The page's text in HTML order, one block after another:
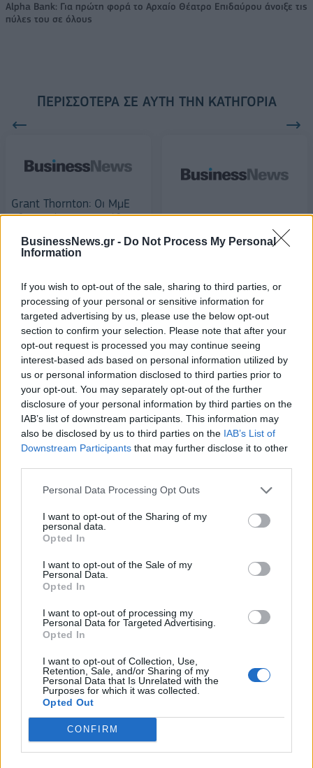
BusinessNews.gr - Do Not Process My Personal
Information
If you wish to opt-out of the sale, sharing to third parties, or
processing of your personal or sensitive information for
targeted advertising by us, please use the below opt-out
section to confirm your selection. Please note that after your
opt-out request is processed you may continue seeing
interest-based ads based on personal information utilized by
us or personal information disclosed to third parties prior to
your opt-out. You may separately opt-out of the further
disclosure of your personal information by third parties on the
IAB’s list of downstream participants. This information may
also be disclosed by us to third parties on the IAB’s List of
Downstream Participants that may further disclose it to other
Personal Data Processing Opt Outs
I want to opt-out of the Sharing of my
personal data.
Opted In
I want to opt-out of the Sale of my
Personal Data.
Opted In
I want to opt-out of processing my
Personal Data for Targeted Advertising.
Opted In
I want to opt-out of Collection, Use,
Retention, Sale, and/or Sharing of my
Personal Data that Is Unrelated with the
Purposes for which it was collected.
Opted Out
CONFIRM
Alpha Bank: Για πρώτη φορά το Αρχαίο Θέατρο Επιδαύρου άνοιξε τις
πύλες του σε όλους
ΠΕΡΙΣΣΌΤΕΡΑ ΣΕ ΑΥΤΉ ΤΗΝ ΚΑΤΗΓΟΡΊΑ
Grant Thornton: Οι ΜμΕ
αδυνατούν να εισπράξουν
05/01/2015 - 02:00
Πειραιώς: Επέκταση του
προγράμματος
Συμβολαιακής
07/01/2015 - 02:00
ΡΟΗ ΕΙΔΗΣΕΩΝ
Κορυφώνεται η έξοδος του Αυγούστου – Πάνω από
λιμάνια της Αττικής
08/08/2026 - 14:30
Δυτική Αττική: Η επόμενη ημέρα μετά τις πυρκαγιές
– Τα έργα Antinero και η «μάχη» πριν από τις
βροχές
08/08/2026 - 14:08 ΕΛΛΑΔΑ
Ειδικό Χωροταξικό για τον Τουρισμό: Οι νέοι
κανόνες για επενδύσεις, νησιά και προορισμούς υπό
πίεση
08/08/2026 - 13:21 ΤΟΥΡΙΣΜΟΣ